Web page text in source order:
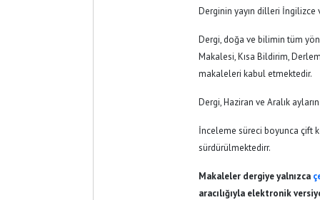
Derginin yayın dilleri İngilizce
Dergi, doğa ve bilimin tüm
Makalesi, Kısa Bildirim,
makaleleri kabul etmektedir.
Dergi, Haziran ve Aralık
İnceleme süreci boyunca çift
sürdürülmektedirr.
Makaleler dergiye yalnızca
aracılığıyla elektronik